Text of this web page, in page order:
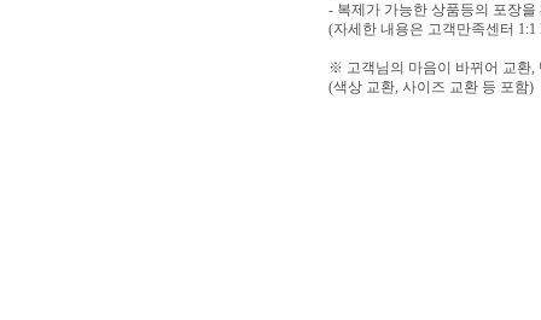
- 복제가 가능한 상품등의 포장을
(자세한 내용은 고객만족센터
※ 고객님의 마음이 바뀌어 교환,
(색상 교환, 사이즈 교환 등 포함)